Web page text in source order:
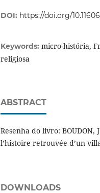
DOI: https://doi.org/
Keywords: micro-história,
religiosa
ABSTRACT
Resenha do livro:
l’histoire retrouvée d’un
DOWNLOADS